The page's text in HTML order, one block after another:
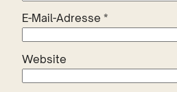
E-Mail-Adresse *
Website